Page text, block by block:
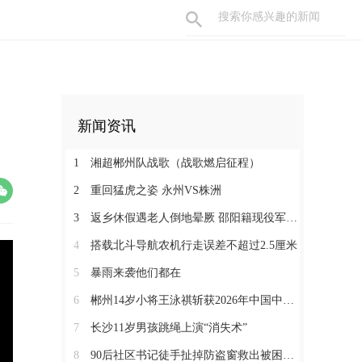
新闻资讯
1 湘超郴州队战歌（战歌燃启征程）
2 重回猛虎之姿 永州VS株洲
3 返乡休假遇老人倒地晕厥 邵阳籍现役军人挺身而出
4 搭载北斗导航农机行走误差不超过2.5厘米
5 暴雨来袭他们都在
6 郴州14岁小将王泳祺斩获2026年中国中学生攀岩锦标赛一金两铜
7 长沙11岁男孩跳绳上演“消失术”
8 90后社区书记徒手扯掉防盗窗救出被困老人